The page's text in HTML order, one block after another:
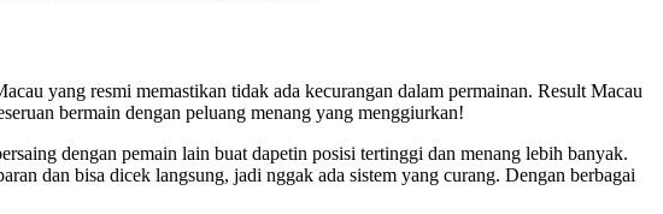
yang resmi memastikan tidak ada kecurangan dalam permainan. Result Macau
bermain dengan peluang menang yang menggiurkan!
dengan pemain lain buat dapetin posisi tertinggi dan menang lebih banyak.
dan bisa dicek langsung, jadi nggak ada sistem yang curang. Dengan berbagai